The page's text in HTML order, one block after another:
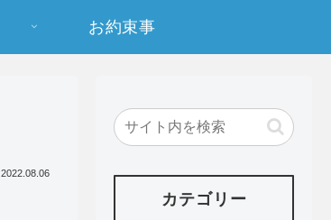
お約束事
2022.08.06
カテゴリー